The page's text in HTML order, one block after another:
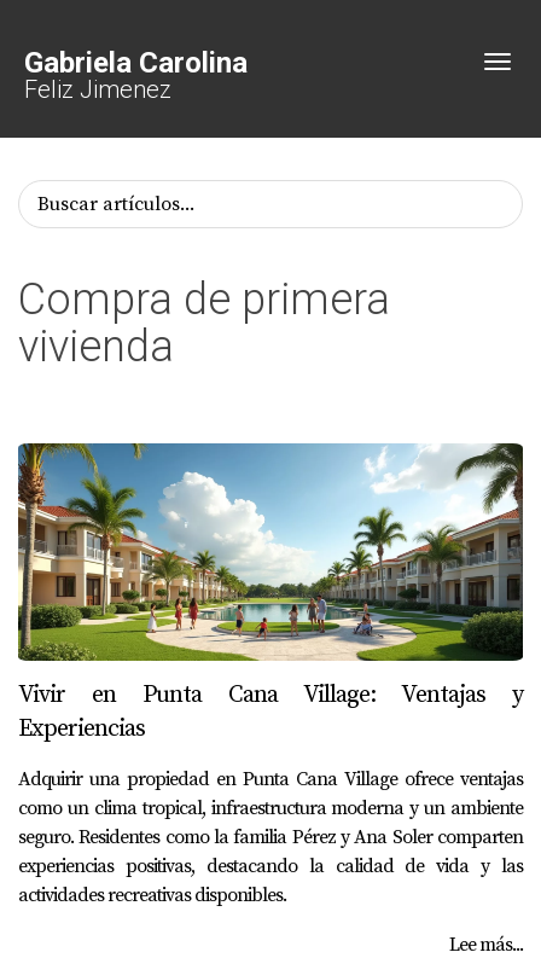
Gabriela Carolina
Feliz Jimenez
Compra de primera
vivienda
Vivir en Punta Cana Village: Ventajas y
Experiencias
Adquirir una propiedad en Punta Cana Village ofrece ventajas
como un clima tropical, infraestructura moderna y un ambiente
seguro. Residentes como la familia Pérez y Ana Soler comparten
experiencias positivas, destacando la calidad de vida y las
actividades recreativas disponibles.
Lee más...